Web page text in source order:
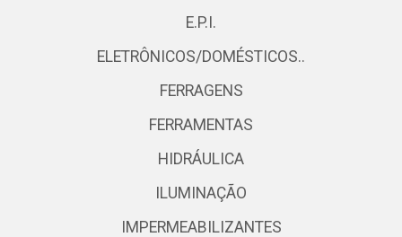
E.P.I.
ELETRÔNICOS/DOMÉSTICOS..
FERRAGENS
FERRAMENTAS
HIDRÁULICA
ILUMINAÇÃO
IMPERMEABILIZANTES